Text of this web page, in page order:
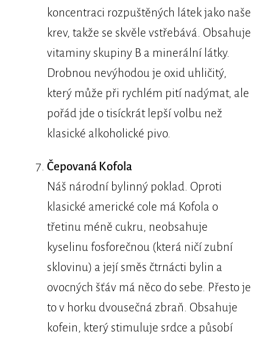
koncentraci rozpuštěných látek jako naše
krev, takže se skvěle vstřebává. Obsahuje
vitaminy skupiny B a minerální látky.
Drobnou nevýhodou je oxid uhličitý,
který může při rychlém pití nadýmat, ale
pořád jde o tisíckrát lepší volbu než
klasické alkoholické pivo.
Čepovaná Kofola
Náš národní bylinný poklad. Oproti
klasické americké cole má Kofola o
třetinu méně cukru, neobsahuje
kyselinu fosforečnou (která ničí zubní
sklovinu) a její směs čtrnácti bylin a
ovocných šťáv má něco do sebe. Přesto je
to v horku dvousečná zbraň. Obsahuje
kofein, který stimuluje srdce a působí